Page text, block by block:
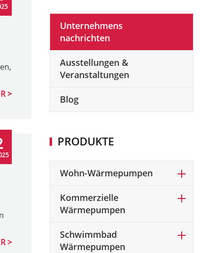
Unternehmens
nachrichten
Ausstellungen &
Veranstaltungen
Blog
PRODUKTE
Wohn-Wärmepumpen
Kommerzielle
Wärmepumpen
Schwimmbad
Wärmepumpen